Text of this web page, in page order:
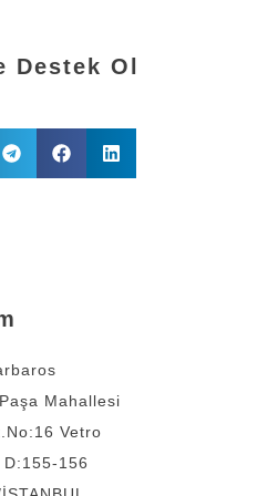
Destek Ol
Mahallesi
Vetro
156